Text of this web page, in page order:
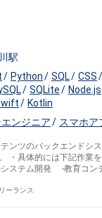
駅
Python SQL CSS
SQLite Node.js
Kotlin
ンジニア
スマホア
ンツのバックエンドシ
・具体的には下記作業を
ステム開発 -教育コン
ーランス